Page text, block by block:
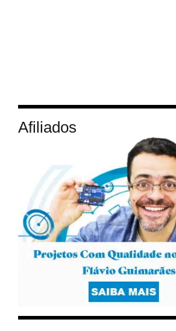
Afiliados